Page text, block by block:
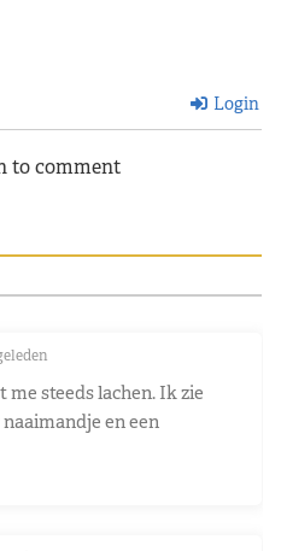
Login
to comment
steeds lachen. Ik zie
en een